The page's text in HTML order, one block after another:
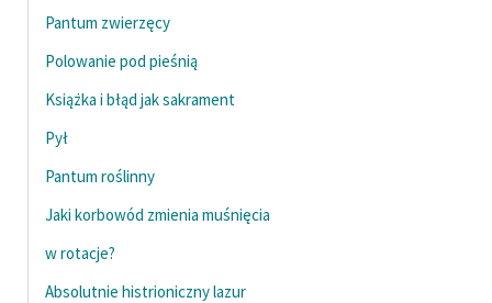
skandynawskiej literatury
Ręce pełne poezji
Kolekcje edukacyjne
do domeny publicznej,
lektur szkolnych oraz
Odkurzamy bohaterów
Pantum zwierzęcy
Polowanie pod pieśnią
Książka i błąd jak sakrament
Pył
Pantum roślinny
Jaki korbowód zmienia muśnięcia
w rotacje?
Absolutnie histrioniczny lazur